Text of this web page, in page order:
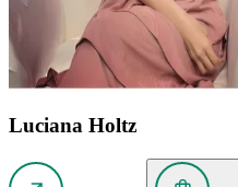
Luciana Holtz